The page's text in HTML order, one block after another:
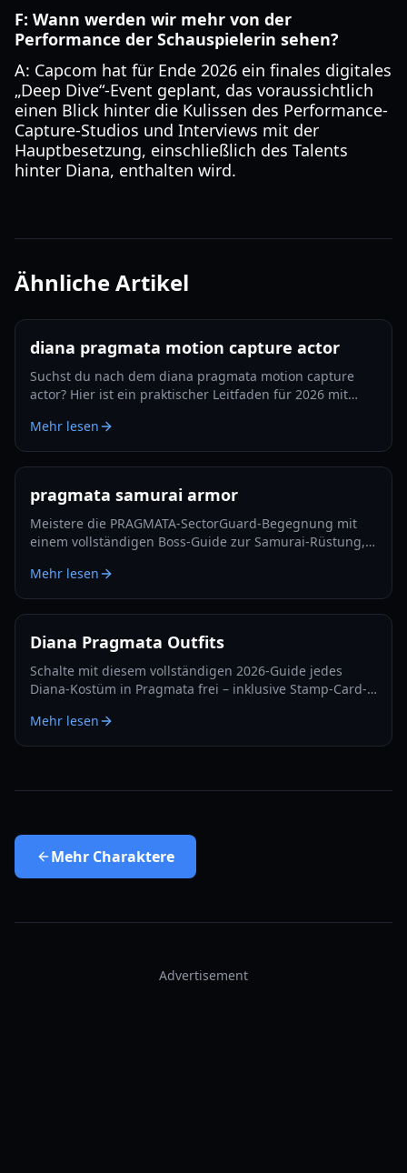
F: Wann werden wir mehr von der
Performance der Schauspielerin sehen?
A: Capcom hat für Ende 2026 ein finales digitales
„Deep Dive“-Event geplant, das voraussichtlich
einen Blick hinter die Kulissen des Performance-
Capture-Studios und Interviews mit der
Hauptbesetzung, einschließlich des Talents
hinter Diana, enthalten wird.
Ähnliche Artikel
diana pragmata motion capture actor
Suchst du nach dem diana pragmata motion capture
actor? Hier ist ein praktischer Leitfaden für 2026 mit
dem, worauf du als Nächstes achten solltest.
Mehr lesen
pragmata samurai armor
Meistere die PRAGMATA-SectorGuard-Begegnung mit
einem vollständigen Boss-Guide zur Samurai-Rüstung,
Teamtaktiken.
Mehr lesen
Diana Pragmata Outfits
Schalte mit diesem vollständigen 2026-Guide jedes
Diana-Kostüm in Pragmata frei – inklusive Stamp-Card-
Anforderungen im Postgame.
Mehr lesen
Mehr Charaktere
Advertisement